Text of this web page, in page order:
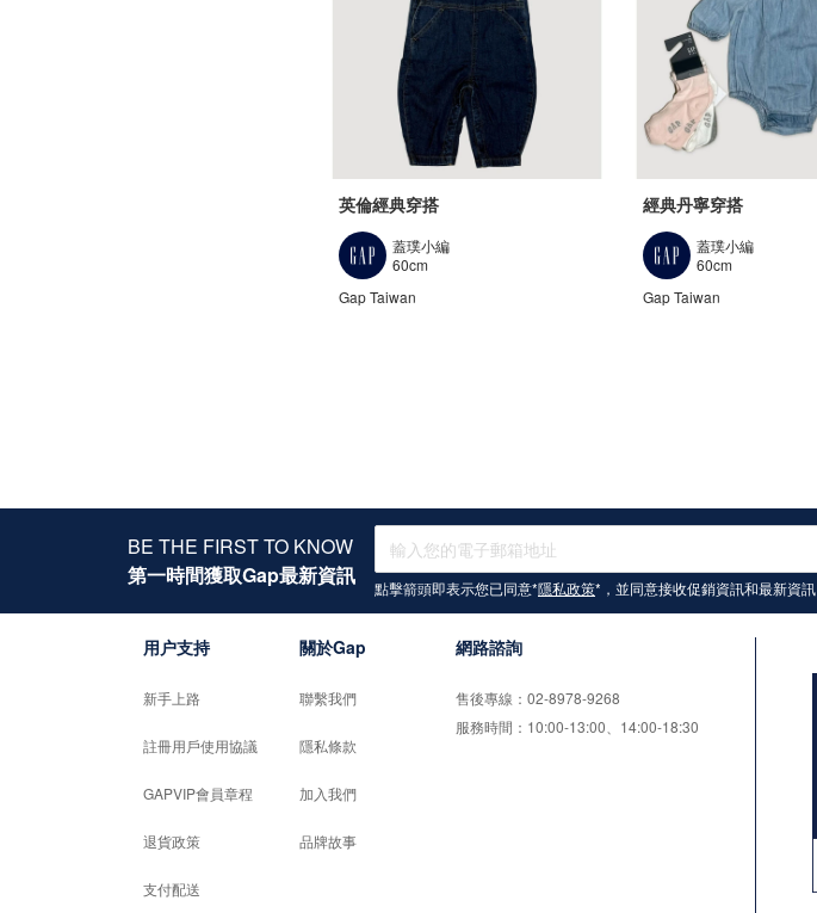
英倫經典穿搭
蓋璞小編
60cm
Gap Taiwan
經典丹寧穿搭
蓋璞小編
60cm
Gap Taiwan
BE THE FIRST TO KNOW
第一時間獲取Gap最新資訊
點擊箭頭即表示您已同意*隱私政策*，並同意接收促銷資訊和最新資訊
用户支持
新手上路
註冊用戶使用協議
GAPVIP會員章程
退貨政策
支付配送
關於Gap
聯繫我們
隱私條款
加入我們
品牌故事
網路諮詢
售後專線：02-8978-9268
服務時間：10:00-13:00、14:00-18:30